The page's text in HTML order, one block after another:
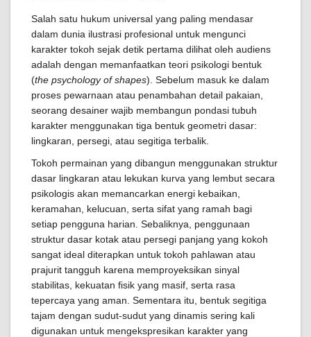
Salah satu hukum universal yang paling mendasar
dalam dunia ilustrasi profesional untuk mengunci
karakter tokoh sejak detik pertama dilihat oleh audiens
adalah dengan memanfaatkan teori psikologi bentuk
(the psychology of shapes). Sebelum masuk ke dalam
proses pewarnaan atau penambahan detail pakaian,
seorang desainer wajib membangun pondasi tubuh
karakter menggunakan tiga bentuk geometri dasar:
lingkaran, persegi, atau segitiga terbalik.
Tokoh permainan yang dibangun menggunakan struktur
dasar lingkaran atau lekukan kurva yang lembut secara
psikologis akan memancarkan energi kebaikan,
keramahan, kelucuan, serta sifat yang ramah bagi
setiap pengguna harian. Sebaliknya, penggunaan
struktur dasar kotak atau persegi panjang yang kokoh
sangat ideal diterapkan untuk tokoh pahlawan atau
prajurit tangguh karena memproyeksikan sinyal
stabilitas, kekuatan fisik yang masif, serta rasa
tepercaya yang aman. Sementara itu, bentuk segitiga
tajam dengan sudut-sudut yang dinamis sering kali
digunakan untuk mengekspresikan karakter yang